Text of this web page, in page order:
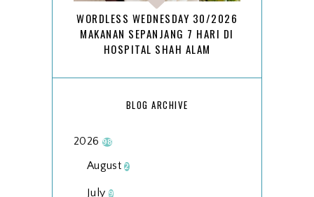
WORDLESS WEDNESDAY 30/2026
MAKANAN SEPANJANG 7 HARI DI
HOSPITAL SHAH ALAM
BLOG ARCHIVE
2026 98
August2
July 9